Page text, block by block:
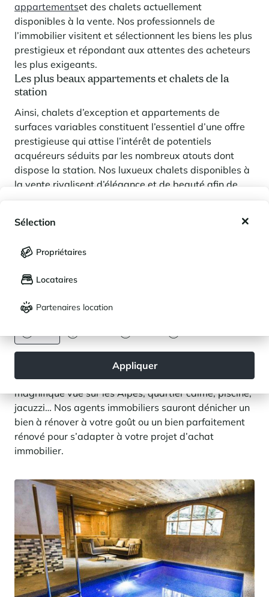
Français
DEVISE
Appliquer
Sélection
Propriétaires
Locataires
Partenaires location
appartementset des chalets actuellement
disponibles à la vente. Nos professionnels de
l’immobilier visitent et sélectionnent les biens les plus
prestigieux et répondant aux attentes des acheteurs
les plus exigeants.
Les plus beaux appartements et chalets de la
station
Ainsi, chalets d’exception et appartements de
surfaces variables constituent l’essentiel d’une offre
prestigieuse qui attise l’intérêt de potentiels
acquéreurs séduits par les nombreux atouts dont
dispose la station. Nos luxueux chalets disponibles à
la vente rivalisent d’élégance et de beauté afin de
séduire les futurs acquéreurs en quête d’un bien
habiter ou y investir.
Dans un cadre traditionnel enchanteur, vous voilà
au confort et au bien-être.
pouvoir jouir d’un chalet aux volumes hors normes,
capable d’accueillir vos proches pour d’inoubliables
séjours à la montagne ! Les prestations des
logements permettent d’atteindre voire dépasser les
attentes des acheteurs : grandes terrasses,
magnifique vue sur les Alpes, quartier calme, piscine,
jacuzzi… Nos agents immobiliers sauront dénicher un
bien à rénover à votre goût ou un bien parfaitement
rénové pour s’adapter à votre projet d’achat
immobilier.